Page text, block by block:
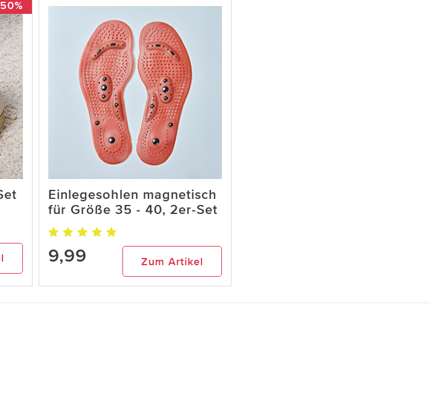
Einlegesohlen magnetisch
für Größe 35 - 40, 2er-Set
9,99 Zum Artikel